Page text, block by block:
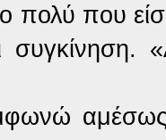
πολύ που